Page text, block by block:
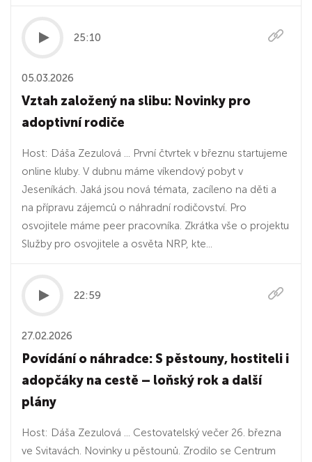
25:10
05.03.2026
Vztah založený na slibu: Novinky pro
adoptivní rodiče
Host: Dáša Zezulová ... První čtvrtek v březnu startujeme
online kluby. V dubnu máme víkendový pobyt v
Jeseníkách. Jaká jsou nová témata, zacíleno na děti a
na přípravu zájemců o náhradní rodičovství. Pro
osvojitele máme peer pracovníka. Zkrátka vše o projektu
Služby pro osvojitele a osvěta NRP, kte...
22:59
27.02.2026
Povídání o náhradce: S pěstouny, hostiteli i
adopčáky na cestě – loňský rok a další
plány
Host: Dáša Zezulová ... Cestovatelský večer 26. března
ve Svitavách. Novinky u pěstounů. Zrodilo se Centrum